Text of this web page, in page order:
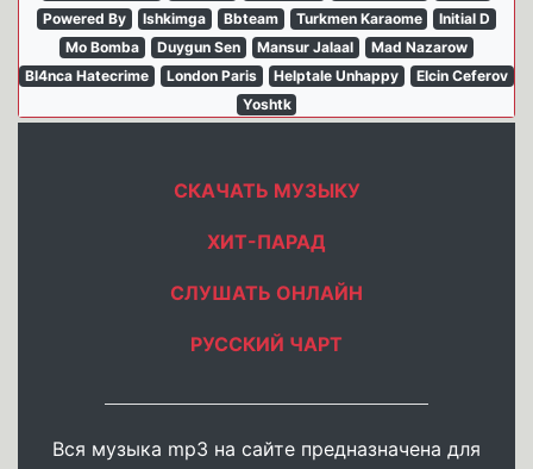
Powered By
Ishkimga Bbteam Turkmen Karaome
Initial D
Mo Bomba
Duygun Sen Mansur Jalaal
Mad Nazarow
Bl4nca Hatecrime
London Paris Helptale Unhappy
Elcin Ceferov
Yoshtk
СКАЧАТЬ МУЗЫКУ
ХИТ-ПАРАД
СЛУШАТЬ ОНЛАЙН
РУССКИЙ ЧАРТ
Вся музыка mp3 на сайте предназначена для